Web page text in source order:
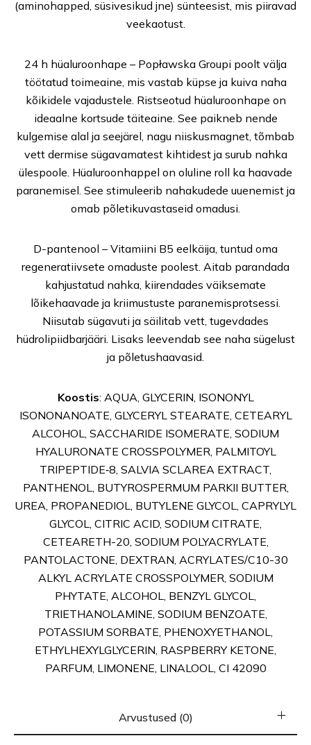
(aminohapped, süsivesikud jne) sünteesist, mis piiravad
veekaotust.
24 h hüaluroonhape – Popławska Groupi poolt välja
töötatud toimeaine, mis vastab küpse ja kuiva naha
kõikidele vajadustele. Ristseotud hüaluroonhape on
ideaalne kortsude täiteaine. See paikneb nende
kulgemise alal ja seejärel, nagu niiskusmagnet, tõmbab
vett dermise sügavamatest kihtidest ja surub nahka
ülespoole. Hüaluroonhappel on oluline roll ka haavade
paranemisel. See stimuleerib nahakudede uuenemist ja
omab põletikuvastaseid omadusi.
D-pantenool – Vitamiini B5 eelkäija, tuntud oma
regeneratiivsete omaduste poolest. Aitab parandada
kahjustatud nahka, kiirendades väiksemate
lõikehaavade ja kriimustuste paranemisprotsessi.
Niisutab sügavuti ja säilitab vett, tugevdades
hüdrolipiidbarjääri. Lisaks leevendab see naha sügelust
ja põletushaavasid.
Koostis: AQUA, GLYCERIN, ISONONYL
ISONONANOATE, GLYCERYL STEARATE, CETEARYL
ALCOHOL, SACCHARIDE ISOMERATE, SODIUM
HYALURONATE CROSSPOLYMER, PALMITOYL
TRIPEPTIDE‐8, SALVIA SCLAREA EXTRACT,
PANTHENOL, BUTYROSPERMUM PARKII BUTTER,
UREA, PROPANEDIOL, BUTYLENE GLYCOL, CAPRYLYL
GLYCOL, CITRIC ACID, SODIUM CITRATE,
CETEARETH-20, SODIUM POLYACRYLATE,
PANTOLACTONE, DEXTRAN, ACRYLATES/C10-30
ALKYL ACRYLATE CROSSPOLYMER, SODIUM
PHYTATE, ALCOHOL, BENZYL GLYCOL,
TRIETHANOLAMINE, SODIUM BENZOATE,
POTASSIUM SORBATE, PHENOXYETHANOL,
ETHYLHEXYLGLYCERIN, RASPBERRY KETONE,
PARFUM, LIMONENE, LINALOOL, CI 42090
Arvustused (0)